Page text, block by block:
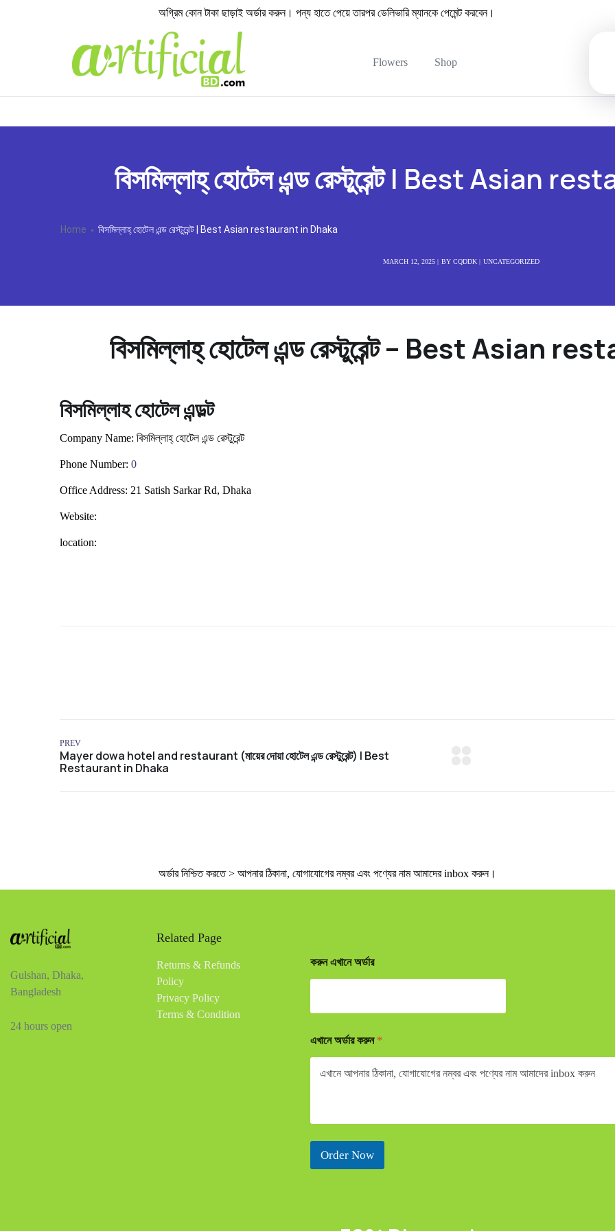
অগ্রিম কোন টাকা ছাড়াই অর্ডার করুন। পন্য হাতে পেয়ে তারপর ডেলিভারি ম্যানকে পেমেন্ট করবেন।
Flowers Shop
বিসমিল্লাহ্ হোটেল এন্ড রেস্টুরেন্ট | Best Asian
Home বিসমিল্লাহ্ হোটেল এন্ড রেস্টুরেন্ট | Best Asian restaurant in Dhaka
MARCH 12, 2025 BY CQDDK UNCATEGORIZED
বিসমিল্লাহ্ হোটেল এন্ড রেস্টুরেন্ট – Best Asian
বিসমিল্লাহ হোটেল এন্ডল্ট
Company Name: বিসমিল্লাহ্ হোটেল এন্ড রেস্টুরেন্ট
Phone Number: 0
Office Address: 21 Satish Sarkar Rd, Dhaka
Website:
location:
PREV
অর্ডার নিশ্চিত করতে > আপনার ঠিকানা, যোগাযোগের নম্বর এবং পণ্যের নাম আমাদের inbox করুন।
Gulshan, Dhaka,
Bangladesh
24 hours open
Related Page
Returns & Refunds
Policy
Privacy Policy
Terms & Condition
করুন এখানে অর্ডার
এখানে অর্ডার করুন *
Order Now